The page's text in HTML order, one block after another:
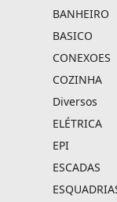
BANHEIRO
BASICO
CONEXOES
COZINHA
Diversos
ELÉTRICA
EPI
ESCADAS